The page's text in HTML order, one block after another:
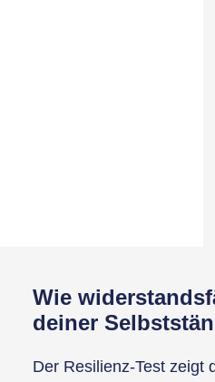
Wie
deiner
Der Resilienz-Test zeigt